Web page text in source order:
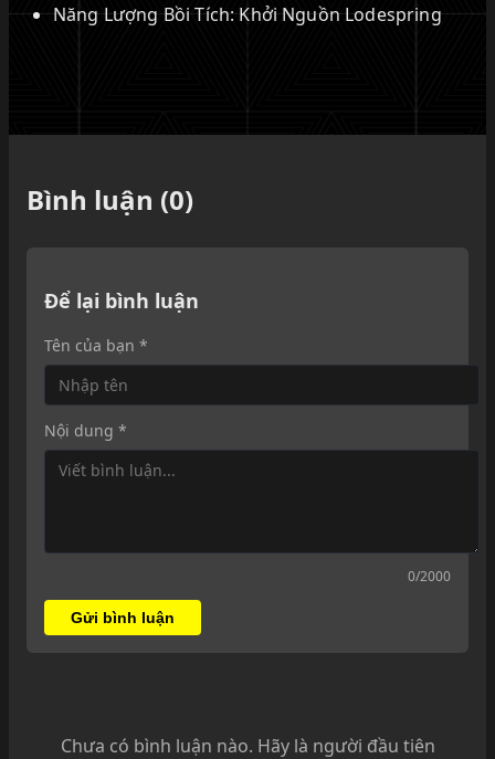
Năng Lượng Bồi Tích: Khởi Nguồn Lodespring
Bình luận (0)
Để lại bình luận
Tên của bạn *
Nội dung *
0/2000
Gửi bình luận
Chưa có bình luận nào. Hãy là người đầu tiên